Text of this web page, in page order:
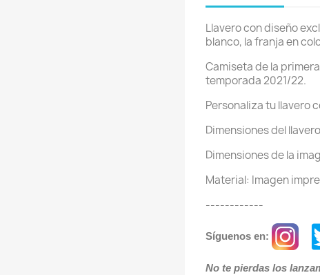
Llavero con diseño
blanco, la franja en
Camiseta de la
temporada 2021/22.
Personaliza tu llavero
Dimensiones del
Dimensiones de la
Material: Imagen
------------
Síguenos en:
No te pierdas los